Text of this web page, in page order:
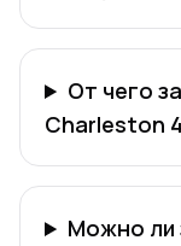
От чего
Charleston
Можно ли